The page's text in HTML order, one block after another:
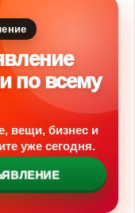
по всему
вещи, бизнес и
уже сегодня.